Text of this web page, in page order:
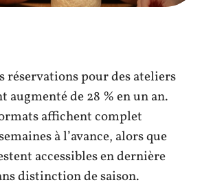
réservations pour des ateliers
augmenté de 28 % en un an.
affichent complet
à l’avance, alors que
accessibles en dernière
distinction de saison.